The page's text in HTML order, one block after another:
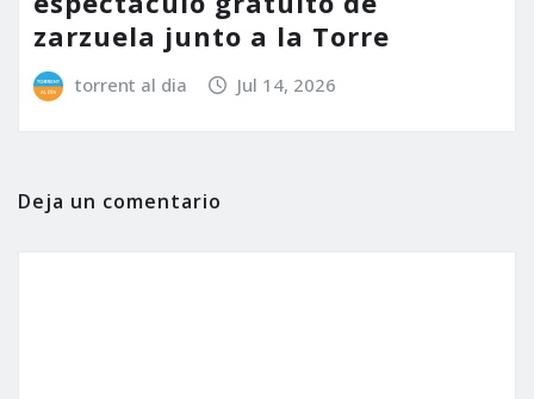
zarzuela junto a la Torre
torrent al dia Jul 14, 2026
Deja un comentario